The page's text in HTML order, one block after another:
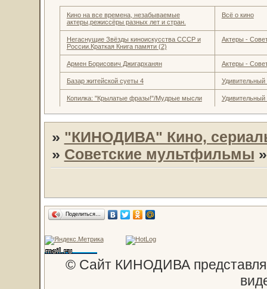
Кино на все времена, незабываемые
актеры,режиссёры разных лет и стран.
Всё о кино
Негаснущие Звёзды киноискусства СССР и
России.Краткая Книга памяти (2)
Актеры -
Армен Борисович Джигарханян Актеры -
Базар житейской суеты 4
Копилка: "Крылатые фразы!"/Мудрые мысли
» "КИНОДИВА" Кино,
» Советские мультфильмы
Поделиться…
© Сайт КИНОДИВА